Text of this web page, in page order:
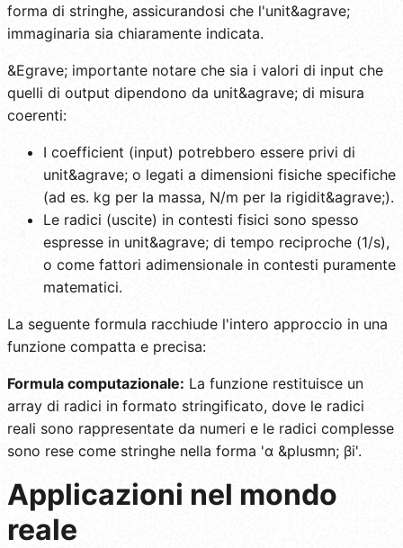
forma di stringhe, assicurandosi che l'unit&agrave;
immaginaria sia chiaramente indicata.
&Egrave; importante notare che sia i valori di input che
quelli di output dipendono da unit&agrave; di misura
coerenti:
I coefficient (input) potrebbero essere privi di
unit&agrave; o legati a dimensioni fisiche specifiche
(ad es. kg per la massa, N/m per la rigidit&agrave;).
Le radici (uscite) in contesti fisici sono spesso
espresse in unit&agrave; di tempo reciproche (1/s),
o come fattori adimensionale in contesti puramente
matematici.
La seguente formula racchiude l'intero approccio in una
funzione compatta e precisa:
Formula computazionale: La funzione restituisce un
array di radici in formato stringificato, dove le radici
reali sono rappresentate da numeri e le radici complesse
sono rese come stringhe nella forma 'α &plusmn; βi'.
Applicazioni nel mondo
reale